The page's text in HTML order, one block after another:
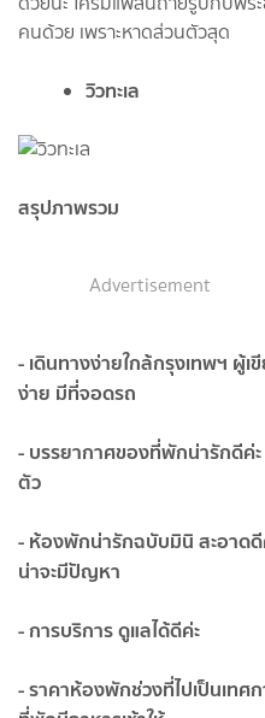
คนด้วย เพราะหาดส่วนตัวสุด
วิวทะเล
สรุปภาพรวม
Advertisement
- เดินทางง่ายใกล้กรุงเทพฯ ผู้
ง่าย มีที่จอดรถ
- บรรยากาศของที่พักน่ารักดีค่
ตัว
- ห้องพักน่ารักฉบับมินิ สะอาด
น่าจะมีปัญหา
- การบริการ ดูแลได้ดีค่ะ
- ราคาห้องพักช่วงที่ไปเป็นเทศ